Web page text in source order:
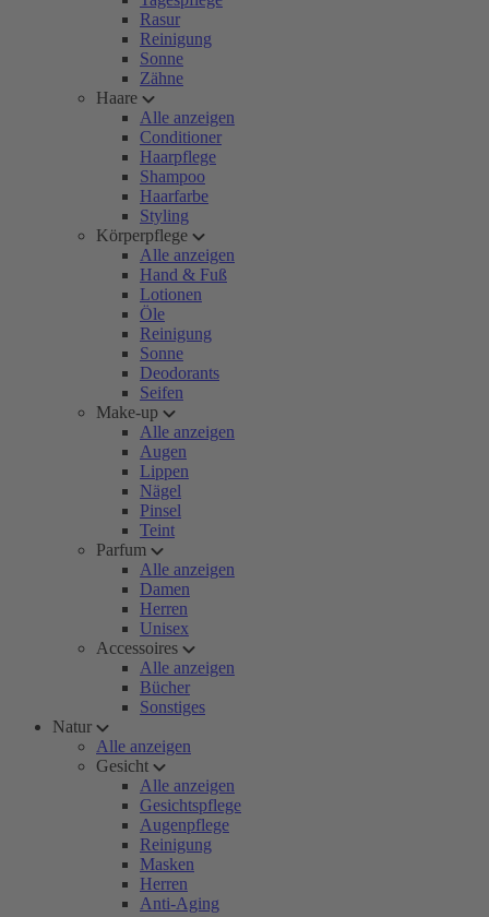
Rasur
Reinigung
Sonne
Zähne
Haare
Alle anzeigen
Conditioner
Haarpflege
Shampoo
Haarfarbe
Styling
Körperpflege
Alle anzeigen
Hand & Fuß
Lotionen
Öle
Reinigung
Sonne
Deodorants
Seifen
Make-up
Alle anzeigen
Augen
Lippen
Nägel
Pinsel
Teint
Parfum
Alle anzeigen
Damen
Herren
Unisex
Accessoires
Alle anzeigen
Bücher
Sonstiges
Natur
Alle anzeigen
Gesicht
Alle anzeigen
Gesichtspflege
Augenpflege
Reinigung
Masken
Herren
Anti-Aging